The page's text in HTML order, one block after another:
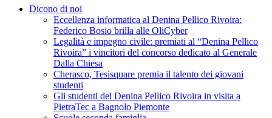
Dicono di noi
Eccellenza informatica al Denina Pellico Rivoira:
Federico Bosio brilla alle OliCyber
Legalità e impegno civile: premiati al “Denina Pellico
Rivoira” i vincitori del concorso dedicato al Generale
Dalla Chiesa
Cherasco, Tesisquare premia il talento dei giovani
studenti
Gli studenti del Denina Pellico Rivoira in visita a
PietraTec a Bagnolo Piemonte